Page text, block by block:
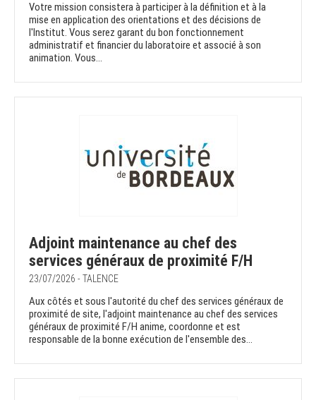
Votre mission consistera à participer à la définition et à la
mise en application des orientations et des décisions de
l'Institut. Vous serez garant du bon fonctionnement
administratif et financier du laboratoire et associé à son
animation. Vous...
Adjoint maintenance au chef des
services généraux de proximité F/H
23/07/2026 - TALENCE
Aux côtés et sous l'autorité du chef des services généraux de
proximité de site, l'adjoint maintenance au chef des services
généraux de proximité F/H anime, coordonne et est
responsable de la bonne exécution de l'ensemble des...